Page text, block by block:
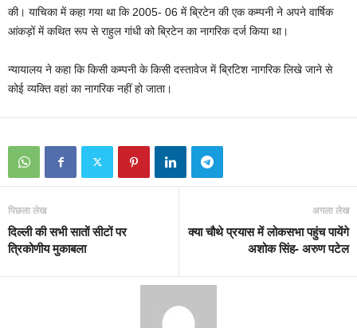
की। याचिका में कहा गया था कि 2005- 06 में ब्रिटेन की एक कम्‍पनी ने अपने वार्षिक
आंकड़ों में कथित रूप से राहुल गांधी को ब्रिटेन का नागरिक दर्ज किया था।
न्‍यायालय ने कहा कि किसी कम्‍पनी के किसी दस्‍तावेज में ब्रिटिश नागरिक लिखे जाने से
कोई व्यक्ति वहां का नागरिक नहीं हो जाता।
पिछला लेख
दिल्ली की सभी सातों सीटों पर
त्रिकोणीय मुकाबला
अगला लेख
क्या चौथे प्रयास में लोकसभा पहुंच पायेंगे
अशोक सिंह- अरुण पटेल